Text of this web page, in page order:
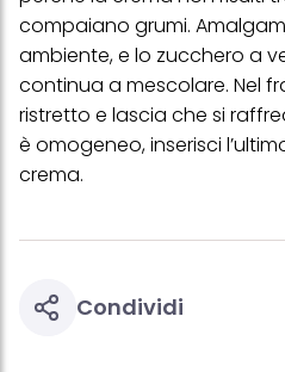
compaiano grumi.
ambiente, e lo zucchero a
continua a mescolare. Nel
ristretto e lascia che si
è omogeneo, inserisci
crema.
Condividi